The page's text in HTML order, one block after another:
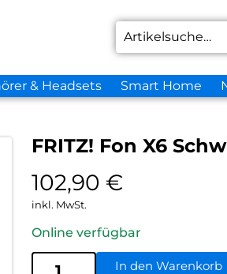
& Headsets Smart Home
FRITZ! Fon X6
102,90 €
inkl. MwSt.
Online verfügbar
In den Warenkorb